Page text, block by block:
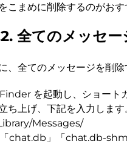
こまめに削除するのがおす
全てのメッセ
、全てのメッセージを削除
Finder を起動し、ショート
ち上げ、下記を入力します
Messages/
「chat.db」「chat.db-